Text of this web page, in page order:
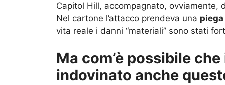
Capitol Hill, accompagnato, ovviamente,
Nel cartone l’attacco prendeva una
vita reale i danni “materiali” sono stati
Ma com’è possibile
indovinato anche